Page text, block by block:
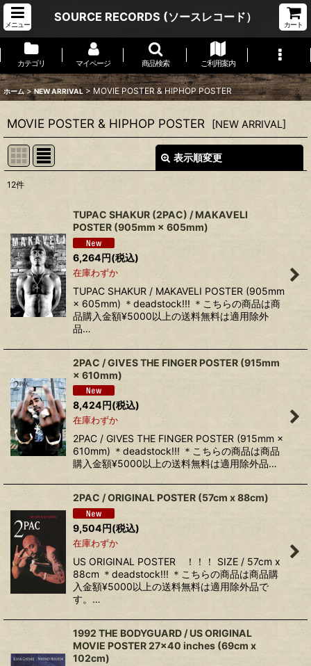
メニュー
SOURCE RECORDS (ソースレコード）
カート
カテゴリ マイページ 商品検索 ご利用案内
ホーム > NEW ARRIVAL > MOVIE POSTER & HIPHOP POSTER
MOVIE POSTER & HIPHOP POSTER [NEW ARRIVAL]
表示順変更
並び順:
12件
TUPAC SHAKUR (2PAC) / MAKAVELI
POSTER (905mm × 605mm)
6,264円(税込)
在庫わずか
TUPAC SHAKUR / MAKAVELI POSTER (905mm
× 605mm) ＊deadstock!!! ＊こちらの商品は商
品購入金額¥5000以上の送料無料は適用除外
品…
2PAC / GIVES THE FINGER POSTER (915mm
× 610mm)
8,424円(税込)
在庫わずか
2PAC / GIVES THE FINGER POSTER (915mm ×
610mm) ＊deadstock!!! ＊こちらの商品は商品
購入金額¥5000以上の送料無料は適用除外品…
2PAC / ORIGINAL POSTER (57cm x 88cm)
9,504円(税込)
在庫わずか
US ORIGINAL POSTER ！！！ SIZE / 57cm x
88cm ＊deadstock!!! ＊こちらの商品は商品購
入金額¥5000以上の送料無料は適用除外品で
す。…
1992 THE BODYGUARD / US ORIGINAL
MOVIE POSTER 27x40 inches (69cm x
102cm)